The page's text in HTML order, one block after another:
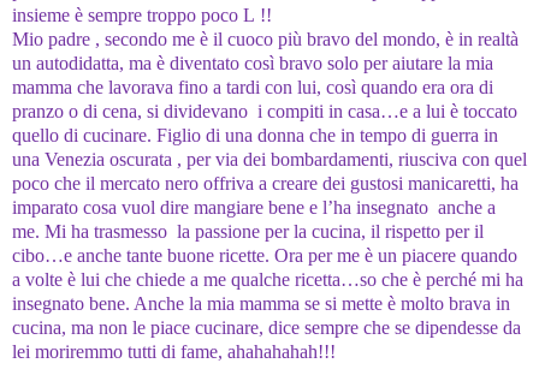
insieme è sempre troppo poco L !!
Mio padre , secondo me è il cuoco più bravo del mondo, è in realtà
un autodidatta, ma è diventato così bravo solo per aiutare la mia
mamma che lavorava fino a tardi con lui, così quando era ora di
pranzo o di cena, si dividevano i compiti in casa…e a lui è toccato
quello di cucinare. Figlio di una donna che in tempo di guerra in
una Venezia oscurata , per via dei bombardamenti, riusciva con quel
poco che il mercato nero offriva a creare dei gustosi manicaretti, ha
imparato cosa vuol dire mangiare bene e l’ha insegnato anche a
me. Mi ha trasmesso la passione per la cucina, il rispetto per il
cibo…e anche tante buone ricette. Ora per me è un piacere quando
a volte è lui che chiede a me qualche ricetta…so che è perché mi ha
insegnato bene. Anche la mia mamma se si mette è molto brava in
cucina, ma non le piace cucinare, dice sempre che se dipendesse da
lei moriremmo tutti di fame, ahahahahah!!!